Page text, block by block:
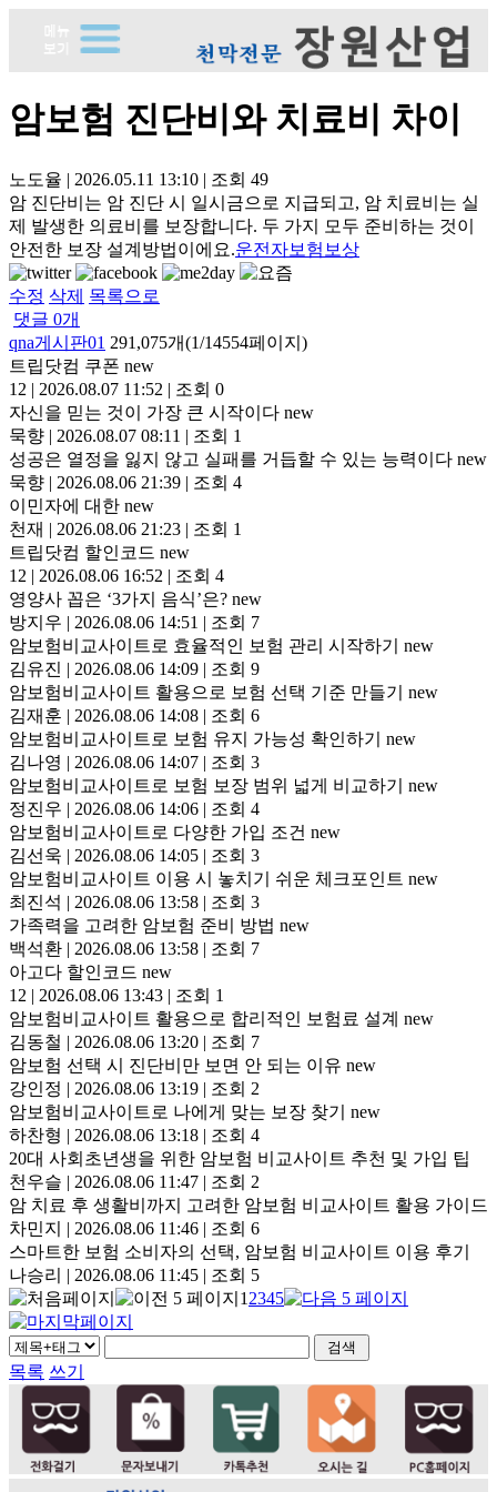
암보험 진단비와 치료비 차이
노도율 | 2026.05.11 13:10 | 조회 49
암 진단비는 암 진단 시 일시금으로 지급되고, 암 치료비는 실
제 발생한 의료비를 보장합니다. 두 가지 모두 준비하는 것이
안전한 보장 설계방법이에요.운전자보험보상
수정 삭제 목록으로
댓글 0개
qna게시판01 291,075개(1/14554페이지)
트립닷컴 쿠폰 new
12 | 2026.08.07 11:52 | 조회 0
자신을 믿는 것이 가장 큰 시작이다 new
묵향 | 2026.08.07 08:11 | 조회 1
성공은 열정을 잃지 않고 실패를 거듭할 수 있는 능력이다 new
묵향 | 2026.08.06 21:39 | 조회 4
이민자에 대한 new
천재 | 2026.08.06 21:23 | 조회 1
트립닷컴 할인코드 new
12 | 2026.08.06 16:52 | 조회 4
영양사 꼽은 ‘3가지 음식’은? new
방지우 | 2026.08.06 14:51 | 조회 7
암보험비교사이트로 효율적인 보험 관리 시작하기
new
김유진 | 2026.08.06 14:09 | 조회 9
암보험비교사이트 활용으로 보험 선택 기준 만들기
new
김재훈 | 2026.08.06 14:08 | 조회 6
암보험비교사이트로 보험 유지 가능성 확인하기
new
김나영 | 2026.08.06 14:07 | 조회 3
암보험비교사이트로 보험 보장 범위 넓게 비교하기
new
정진우 | 2026.08.06 14:06 | 조회 4
암보험비교사이트로 다양한 가입 조건 new
김선욱 | 2026.08.06 14:05 | 조회 3
암보험비교사이트 이용 시 놓치기 쉬운 체크포인트 new
최진석 | 2026.08.06 13:58 | 조회 3
가족력을 고려한 암보험 준비 방법 new
백석환 | 2026.08.06 13:58 | 조회 7
아고다 할인코드 new
12 | 2026.08.06 13:43 | 조회 1
암보험비교사이트 활용으로 합리적인 보험료 설계 new
김동철 | 2026.08.06 13:20 | 조회 7
암보험 선택 시 진단비만 보면 안 되는 이유 new
강인정 | 2026.08.06 13:19 | 조회 2
암보험비교사이트로 나에게 맞는 보장 찾기
new
하찬형 | 2026.08.06 13:18 | 조회 4
20대 사회초년생을 위한 암보험 비교사이트 추천 및 가입 팁
천우슬 | 2026.08.06 11:47 | 조회 2
암 치료 후 생활비까지 고려한 암보험 비교사이트 활용 가이드
차민지 | 2026.08.06 11:46 | 조회 6
스마트한 보험 소비자의 선택, 암보험 비교사이트 이용 후기
나승리 | 2026.08.06 11:45 | 조회 5
1 2345
목록 쓰기